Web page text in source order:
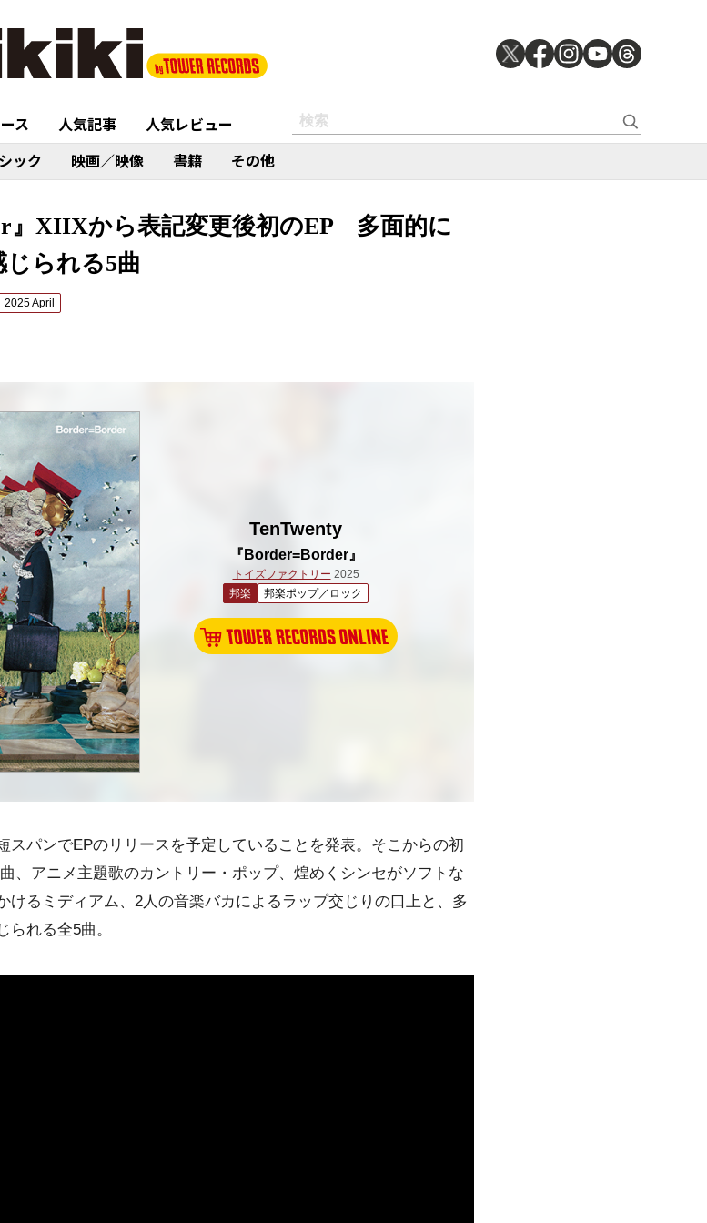
ス 人気記事
人気レビュー
ック 映画／映像 書籍 その他
』XIIXから表記変更後初のEP 多面的に
られる5曲
2025 April
TenTwenty
『Border=Border』
トイズファクトリー 2025
邦楽
邦楽ポップ／ロック
スパンでEPのリリースを予定していることを発表。そこからの初
、アニメ主題歌のカントリー・ポップ、煌めくシンセがソフトな
けるミディアム、2人の音楽バカによるラップ交じりの口上と、多
れる全5曲。